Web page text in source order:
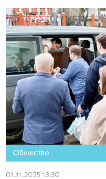
Общество
01.11.2025 13:30